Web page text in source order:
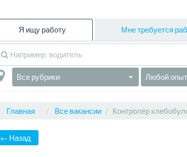
Я ищу работу Мне требуется
Все рубрики Любой
Главная Все вакансии Контролёр
← Назад